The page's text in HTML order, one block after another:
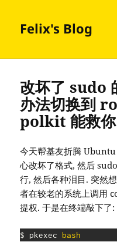
Felix's Blog
改坏了 sudo
办法切换到
polkit 能救
今天帮基友折腾
心改坏了格式, 然后
行, 然后各种泪目. 突然
者在较老的系统上调用
提权. 于是在终端敲下了:
$ pkexec bash